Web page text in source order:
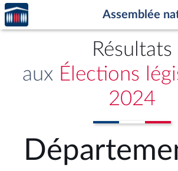
Aller au contenu
Aller en bas de la page
Accèder
à la
page
Assemblée
Résultats
aux Élections
2024